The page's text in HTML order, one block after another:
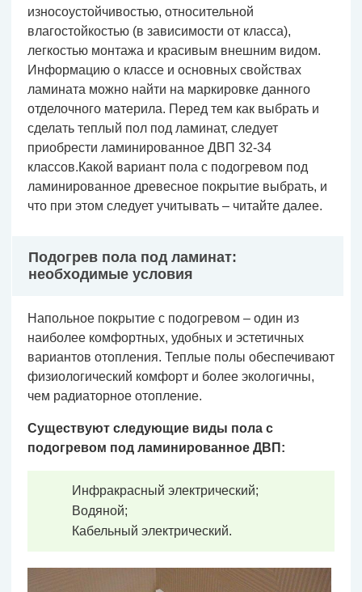
износоустойчивостью, относительной
влагостойкостью (в зависимости от класса),
легкостью монтажа и красивым внешним видом.
Информацию о классе и основных свойствах
ламината можно найти на маркировке данного
отделочного материла. Перед тем как выбрать и
сделать теплый пол под ламинат, следует
приобрести ламинированное ДВП 32-34
классов.Какой вариант пола с подогревом под
ламинированное древесное покрытие выбрать, и
что при этом следует учитывать – читайте далее.
Подогрев пола под ламинат:
необходимые условия
Напольное покрытие с подогревом – один из
наиболее комфортных, удобных и эстетичных
вариантов отопления. Теплые полы обеспечивают
физиологический комфорт и более экологичны,
чем радиаторное отопление.
Существуют следующие виды пола с
подогревом под ламинированное ДВП:
Инфракрасный электрический;
Водяной;
Кабельный электрический.